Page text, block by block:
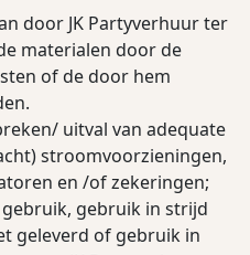
door JK Partyverhuur ter
materialen door de
of de door hem
uitval van adequate
stroomvoorzieningen,
en /of zekeringen;
gebruik in strijd
geleverd of gebruik in